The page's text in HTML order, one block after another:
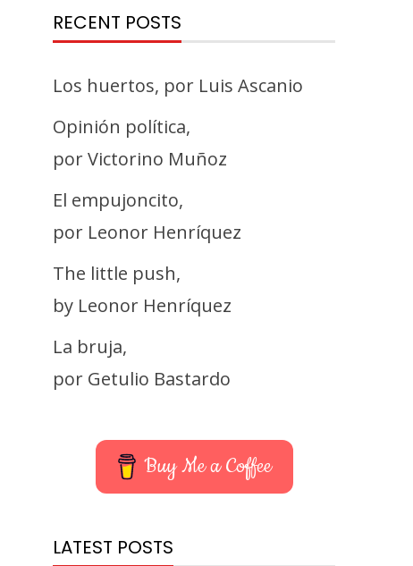
RECENT POSTS
Los huertos, por Luis Ascanio
Opinión política,
por Victorino Muñoz
El empujoncito,
por Leonor Henríquez
The little push,
by Leonor Henríquez
La bruja,
por Getulio Bastardo
Buy Me a Coffee
LATEST POSTS